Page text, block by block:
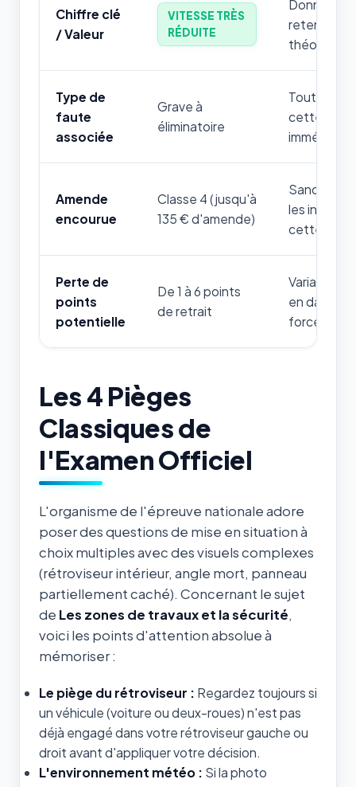
Chiffre clé
/ Valeur
VITESSE TRÈS
RÉDUITE
Donnée
retenir par
théorique.
Type de
faute
associée
Grave à
éliminatoire
Toute
cette
Amende
encourue
Classe 4 (jusqu'à
135 € d'amende)
Sanction
les
cette
Perte de
points
potentielle
De 1 à 6 points
de retrait
Variable
en danger
forces de
Les 4 Pièges
Classiques de
l'Examen Officiel
L'organisme de l'épreuve nationale adore
poser des questions de mise en situation à
choix multiples avec des visuels complexes
(rétroviseur intérieur, angle mort, panneau
partiellement caché). Concernant le sujet
de Les zones de travaux et la sécurité,
voici les points d'attention absolue à
mémoriser :
Le piège du rétroviseur : Regardez toujours si
un véhicule (voiture ou deux-roues) n'est pas
déjà engagé dans votre rétroviseur gauche ou
droit avant d'appliquer votre décision.
L'environnement météo : Si la photo